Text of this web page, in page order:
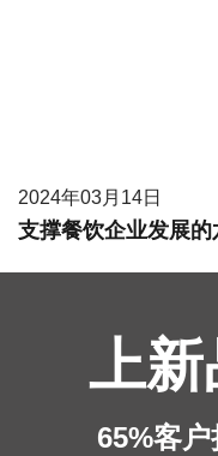
2024年03月14日
支撑餐饮企业发展
上新
65%客